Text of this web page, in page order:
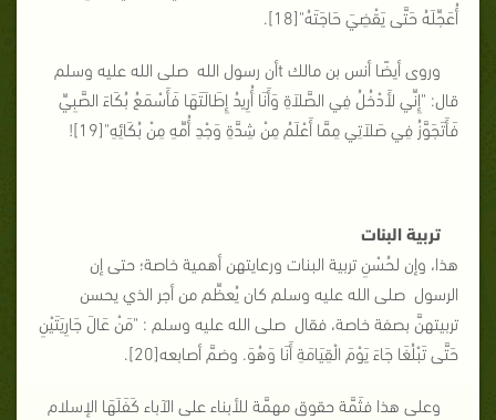
أُعَجِّلَهُ حَتَّى يَقْضِيَ حَاجَتَهُ"[18].
وروى أيضًا أنس بن مالك tأن رسول الله صلى الله عليه وسلم
قال: "إِنِّي لأَدْخُلُ فِي الصَّلاَةِ وَأَنَا أُرِيدُ إِطَالَتَهَا فَأَسْمَعُ بُكَاءَ الصَّبِيِّ
فَأَتَجَوَّزُ فِي صَلاَتِي مِمَّا أَعْلَمُ مِنْ شِدَّةِ وَجْدِ أُمِّهِ مِنْ بُكَائِهِ"[19]!
تربية البنات
هذا، وإن لحُسْنِ تربية البنات ورعايتهن أهمية خاصة؛ حتى إن
الرسول صلى الله عليه وسلم كان يُعظِّم من أجر الذي يحسن
تربيتهنَّ بصفة خاصة، فقال صلى الله عليه وسلم : "مَنْ عَالَ جَارِيَتَيْنِ
حَتَّى تَبْلُغَا جَاءَ يَوْمَ الْقِيَامَةِ أَنَا وَهُوَ. وضمَّ أصابعه[20].
وعلى هذا فثَمَّة حقوق مهمَّة للأبناء على الآباء كَفَلَهَا الإسلام